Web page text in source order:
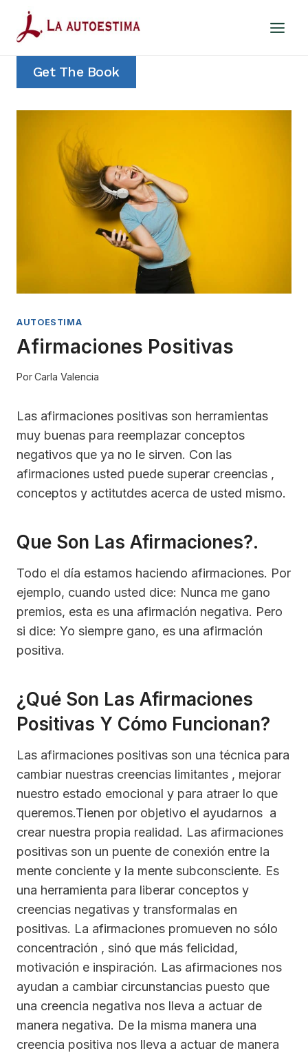
Saltar
contenido
Get The Book
AUTOESTIMA
Afirmaciones Positivas
PorCarla Valencia
Las afirmaciones positivas son herramientas
muy buenas para reemplazar conceptos
negativos que ya no le sirven. Con las
afirmaciones usted puede superar creencias ,
conceptos y actitutdes acerca de usted mismo.
Que Son Las Afirmaciones?.
Todo el día estamos haciendo afirmaciones. Por
ejemplo, cuando usted dice: Nunca me gano
premios, esta es una afirmación negativa. Pero
si dice: Yo siempre gano, es una afirmación
positiva.
¿Qué Son Las Afirmaciones
Positivas Y Cómo Funcionan?
Las afirmaciones positivas son una técnica para
cambiar nuestras creencias limitantes , mejorar
nuestro estado emocional y para atraer lo que
queremos.Tienen por objetivo el ayudarnos a
crear nuestra propia realidad. Las afirmaciones
positivas son un puente de conexión entre la
mente conciente y la mente subconsciente. Es
una herramienta para liberar conceptos y
creencias negativas y transformalas en
positivas. La afirmaciones promueven no sólo
concentración , sinó que más felicidad,
motivación e inspiración. Las afirmaciones nos
ayudan a cambiar circunstancias puesto que
una creencia negativa nos lleva a actuar de
manera negativa. De la misma manera una
creencia positiva nos lleva a actuar de manera